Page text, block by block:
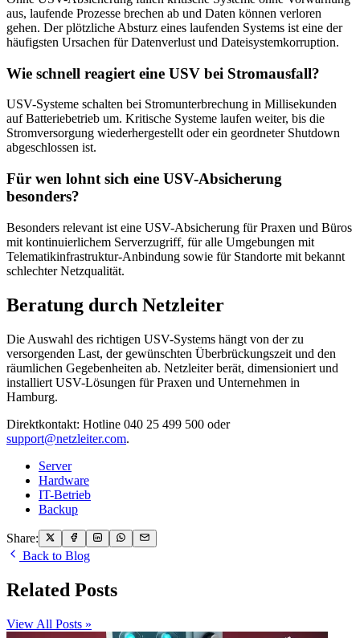
aus, laufende Prozesse brechen ab und Daten können verloren
gehen. Der plötzliche Absturz eines laufenden Systems ist eine der
häufigsten Ursachen für Datenverlust und Dateisystemkorruption.
Wie schnell reagiert eine USV bei Stromausfall?
USV-Systeme schalten bei Stromunterbrechung in Millisekunden
auf Batteriebetrieb um. Kritische Systeme laufen weiter, bis die
Stromversorgung wiederhergestellt oder ein geordneter Shutdown
abgeschlossen ist.
Für wen lohnt sich eine USV-Absicherung
besonders?
Besonders relevant ist eine USV-Absicherung für Praxen und Büros
mit kontinuierlichem Serverzugriff, für alle Umgebungen mit
Telematikinfrastruktur-Anbindung sowie für Standorte mit bekannt
schlechter Netzqualität.
Beratung durch Netzleiter
Die Auswahl des richtigen USV-Systems hängt von der zu
versorgenden Last, der gewünschten Überbrückungszeit und den
räumlichen Gegebenheiten ab. Netzleiter berät, dimensioniert und
installiert USV-Lösungen für Praxen und Unternehmen in
Hamburg.
Direktkontakt: Hotline 040 25 499 500 oder
support@netzleiter.com.
Server
Hardware
IT-Betrieb
Backup
Share:
Back to Blog
Related Posts
View All Posts »